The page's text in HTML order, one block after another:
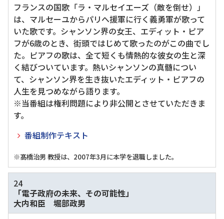
フランスの国歌「ラ・マルセイエーズ（敵を倒せ）」
は、マルセーユからパリへ援軍に行く義勇軍が歌って
いた歌です。シャンソン界の女王、エディット・ピア
フが6歳のとき、街頭ではじめて歌ったのがこの曲でし
た。ピアフの歌は、全て短くも情熱的な彼女の生と深
く結びついています。熱いシャンソンの真髄につい
て、シャンソン界を生き抜いたエディット・ピアフの
人生を見つめながら語ります。
※当番組は権利問題により非公開とさせていただきま
す。
番組制作テキスト
※髙橋治男 教授は、2007年3月に本学を退職しました。
24
「電子政府の未来、その可能性」
大内和臣 堀部政男